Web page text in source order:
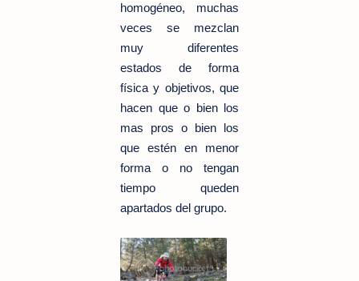
homogéneo, muchas
veces se mezclan
muy diferentes
estados de forma
física y objetivos, que
hacen que o bien los
mas pros o bien los
que estén en menor
forma o no tengan
tiempo queden
apartados del grupo.